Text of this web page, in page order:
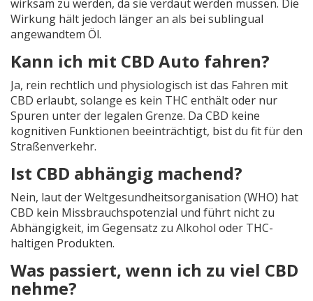
wirksam zu werden, da sie verdaut werden müssen. Die
Wirkung hält jedoch länger an als bei sublingual
angewandtem Öl.
Kann ich mit CBD Auto fahren?
Ja, rein rechtlich und physiologisch ist das Fahren mit
CBD erlaubt, solange es kein THC enthält oder nur
Spuren unter der legalen Grenze. Da CBD keine
kognitiven Funktionen beeinträchtigt, bist du fit für den
Straßenverkehr.
Ist CBD abhängig machend?
Nein, laut der Weltgesundheitsorganisation (WHO) hat
CBD kein Missbrauchspotenzial und führt nicht zu
Abhängigkeit, im Gegensatz zu Alkohol oder THC-
haltigen Produkten.
Was passiert, wenn ich zu viel CBD
nehme?